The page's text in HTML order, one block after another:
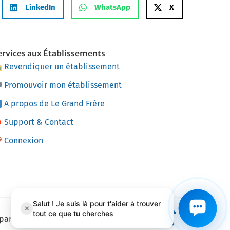
LinkedIn WhatsApp X
aux Établissements
Revendiquer un établissement
Promouvoir mon établissement
A propos de Le Grand Frère
Support & Contact
Connexion
Adage